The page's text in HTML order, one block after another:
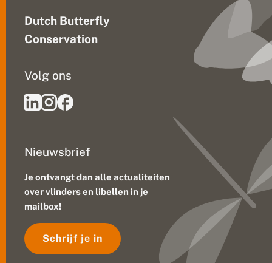
Dutch Butterfly
Conservation
Nieuwsbrief
Je ontvangt dan alle actualiteiten
over vlinders en libellen in je
mailbox!
Schrijf je in
Volg ons